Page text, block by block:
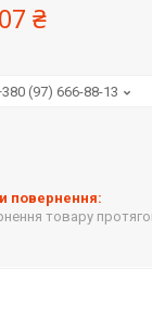
₴
(97) 666-88-13
товару